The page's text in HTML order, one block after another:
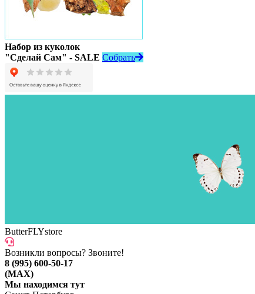
Набор из куколок
"Сделай Сам" - SALE Собрать
ButterFLYstore
Возникли вопросы? Звоните!
8 (995) 600-50-17
(MAX)
Мы находимся тут